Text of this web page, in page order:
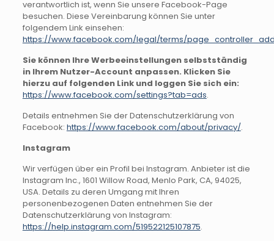
verantwortlich ist, wenn Sie unsere Facebook-Page
besuchen. Diese Vereinbarung können Sie unter
folgendem Link einsehen:
https://www.facebook.com/legal/terms/
Sie können Ihre Werbeeinstellungen selbstständig
in Ihrem Nutzer-Account anpassen. Klicken Sie
hierzu auf folgenden Link und loggen Sie sich ein:
https://www.facebook.com/settings?tab=ads.
Details entnehmen Sie der Datenschutzerklärung von
Facebook: https://www.facebook.com/about/privacy/.
Instagram
Wir verfügen über ein Profil bei Instagram. Anbieter ist die
Instagram Inc., 1601 Willow Road, Menlo Park, CA, 94025,
USA. Details zu deren Umgang mit Ihren
personenbezogenen Daten entnehmen Sie der
Datenschutzerklärung von Instagram:
https://help.instagram.com/519522125107875.